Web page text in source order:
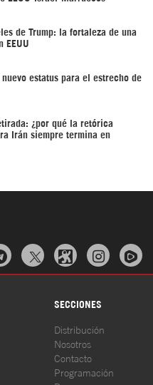
de Trump: la fortaleza de una
EEUU
nuevo estatus para el estrecho de
¿por qué la retórica
Irán siempre termina en
  
SECCIONES
Distribución
Nosotros
Contacto
Programación